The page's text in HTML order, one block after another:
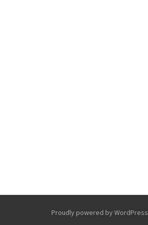
Proudly powered by WordPress